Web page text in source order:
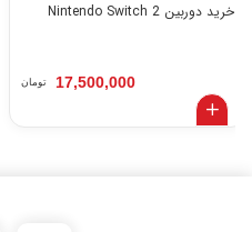
خرید دوربین Nintendo Switch 2
17,500,000 تومان